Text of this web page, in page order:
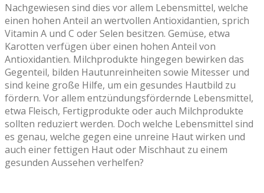
Nachgewiesen sind dies vor allem Lebensmittel, welche
einen hohen Anteil an wertvollen Antioxidantien, sprich
Vitamin A und C oder Selen besitzen. Gemüse, etwa
Karotten verfügen über einen hohen Anteil von
Antioxidantien. Milchprodukte hingegen bewirken das
Gegenteil, bilden Hautunreinheiten sowie Mitesser und
sind keine große Hilfe, um ein gesundes Hautbild zu
fördern. Vor allem entzündungsfördernde Lebensmittel,
etwa Fleisch, Fertigprodukte oder auch Milchprodukte
sollten reduziert werden. Doch welche Lebensmittel sind
es genau, welche gegen eine unreine Haut wirken und
auch einer fettigen Haut oder Mischhaut zu einem
gesunden Aussehen verhelfen?